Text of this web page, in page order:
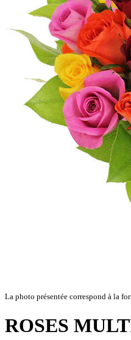
La photo présentée correspond à la
ROSES